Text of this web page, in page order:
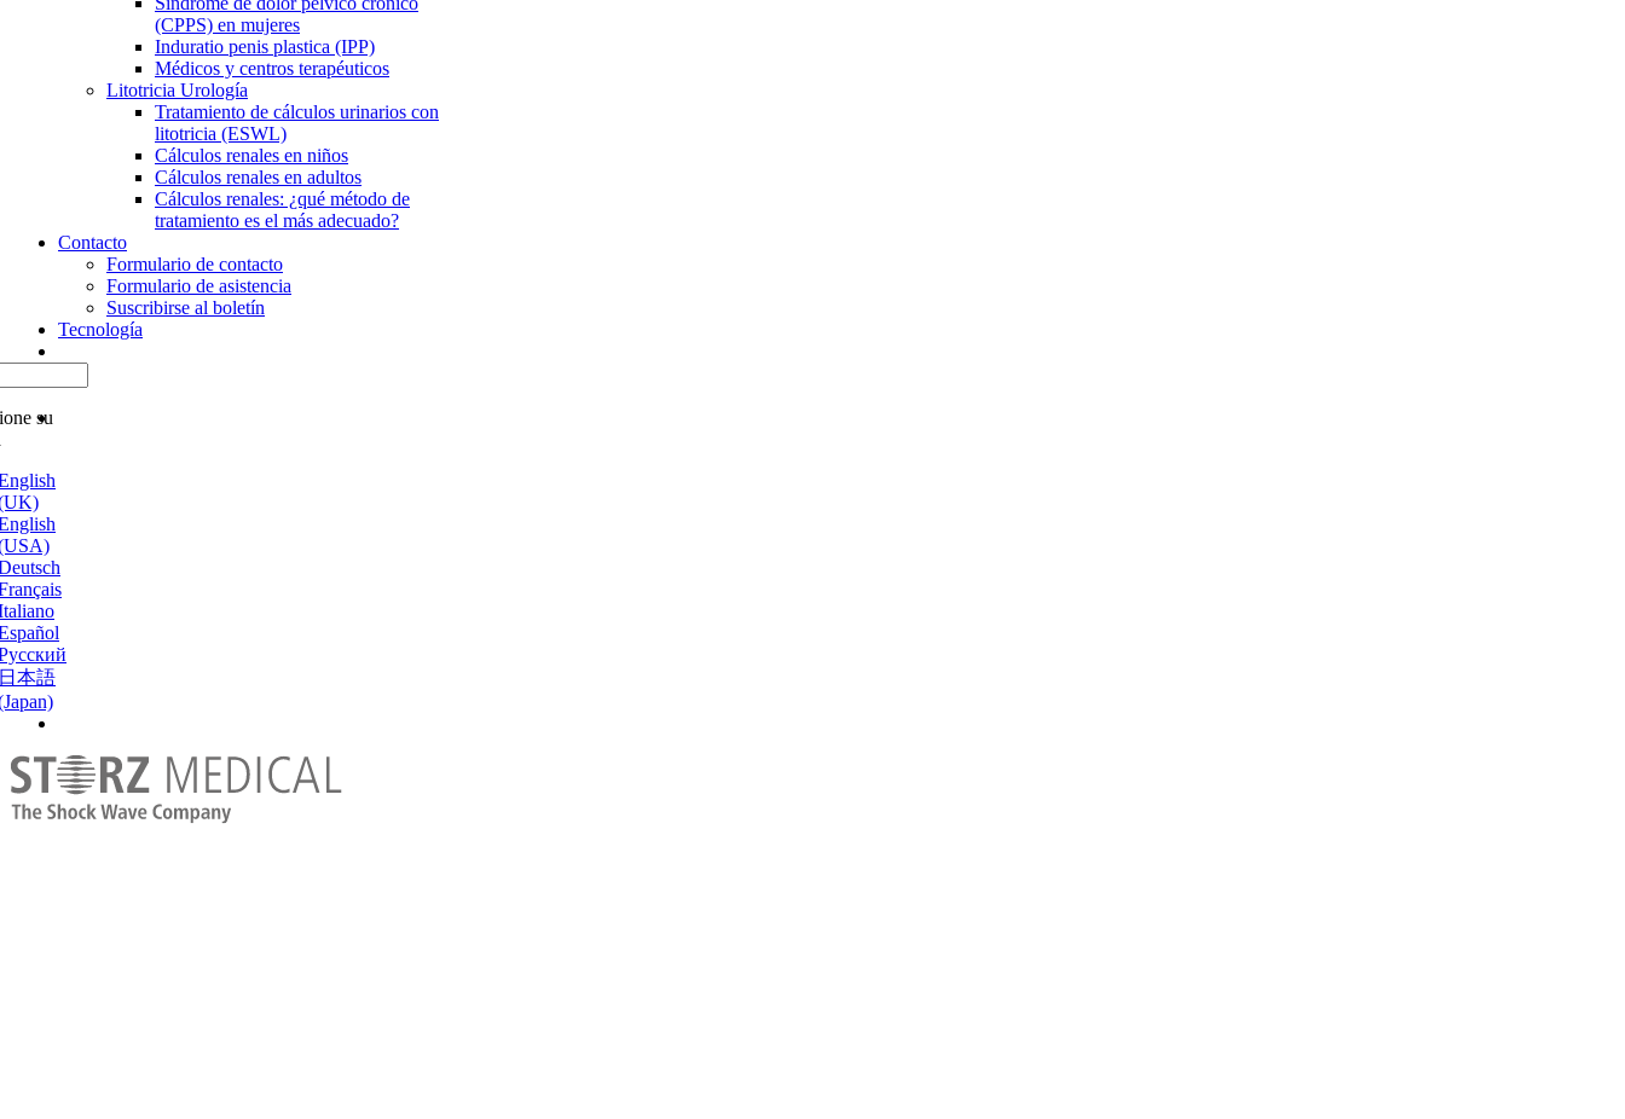
(CPPS) en mujeres
Induratio penis plastica (IPP)
Médicos y centros terapéuticos
Litotricia Urología
Tratamiento de cálculos urinarios con
litotricia (ESWL)
Cálculos renales en niños
Cálculos renales en adultos
Cálculos renales: ¿qué método de
tratamiento es el más adecuado?
Contacto
Formulario de contacto
Formulario de asistencia
Suscribirse al boletín
Tecnología
su
本語